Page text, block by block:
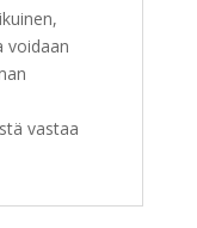
voidaan
vastaa